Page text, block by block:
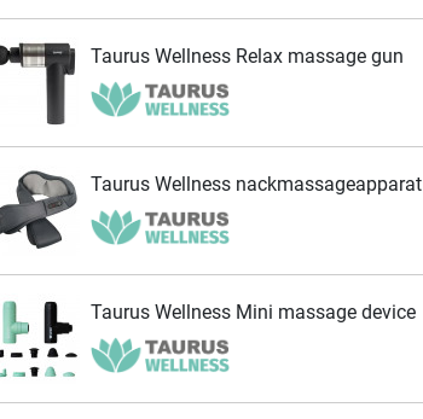
Taurus Wellness Relax massage gun
Taurus Wellness nackmassageapparat
Taurus Wellness Mini massage device